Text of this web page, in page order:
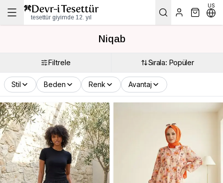
tesettür giyimde 12. yıl
US
Niqab
Filtrele Sırala: Popüler
Stil Beden Renk Avantaj